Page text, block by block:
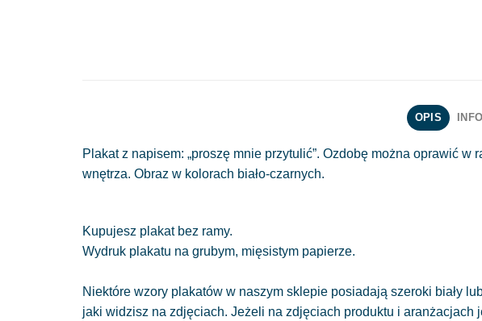
OPIS
Plakat z napisem: „proszę mnie przytulić”. Ozdobę można oprawić
wnętrza. Obraz w kolorach biało-czarnych.
Kupujesz plakat bez ramy.
Wydruk plakatu na grubym, mięsistym papierze.
Niektóre wzory plakatów w naszym sklepie posiadają szeroki biały
jaki widzisz na zdjęciach. Jeżeli na zdjęciach produktu i aranżacjach